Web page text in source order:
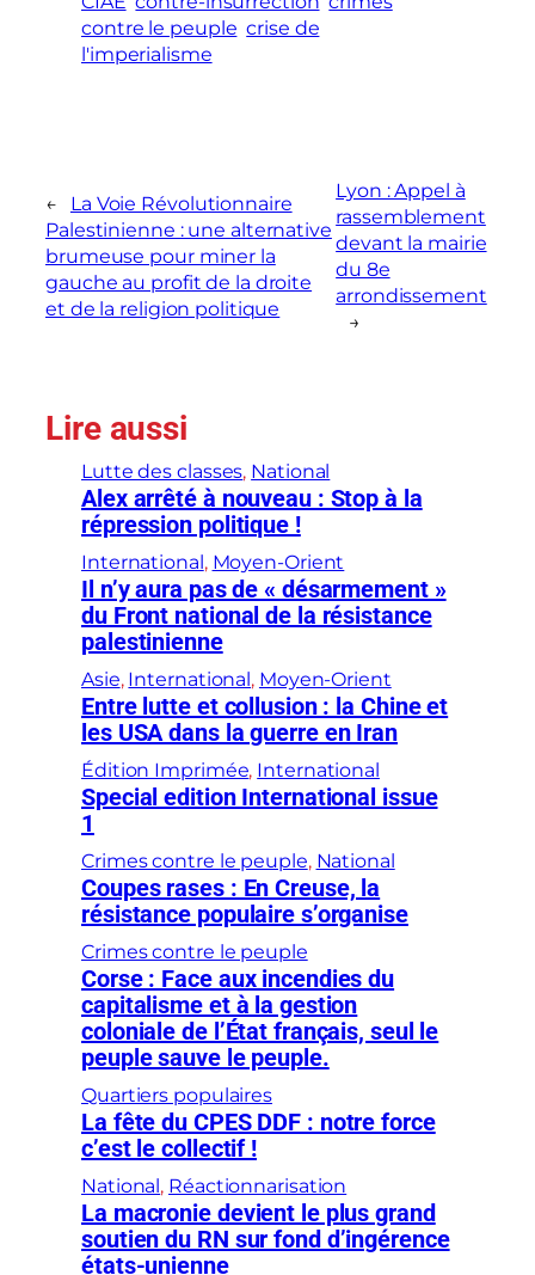
contre le peuple crise de
l'imperialisme
←
La Voie Révolutionnaire
Palestinienne : une alternative
brumeuse pour miner la
gauche au profit de la droite
et de la religion politique
Lyon : Appel à
rassemblement
devant la mairie
du 8e
arrondissement
→
Lire aussi
Lutte des classes, National
Alex arrêté à nouveau : Stop à la
répression politique !
International, Moyen-Orient
Il n’y aura pas de « désarmement »
du Front national de la résistance
palestinienne
Asie, International, Moyen-Orient
Entre lutte et collusion : la Chine et
les USA dans la guerre en Iran
Édition Imprimée, International
Special edition International issue
1
Crimes contre le peuple, National
Coupes rases : En Creuse, la
résistance populaire s’organise
Crimes contre le peuple
Corse : Face aux incendies du
capitalisme et à la gestion
coloniale de l’État français, seul le
peuple sauve le peuple.
Quartiers populaires
La fête du CPES DDF : notre force
c’est le collectif !
National, Réactionnarisation
La macronie devient le plus grand
soutien du RN sur fond d’ingérence
états-unienne